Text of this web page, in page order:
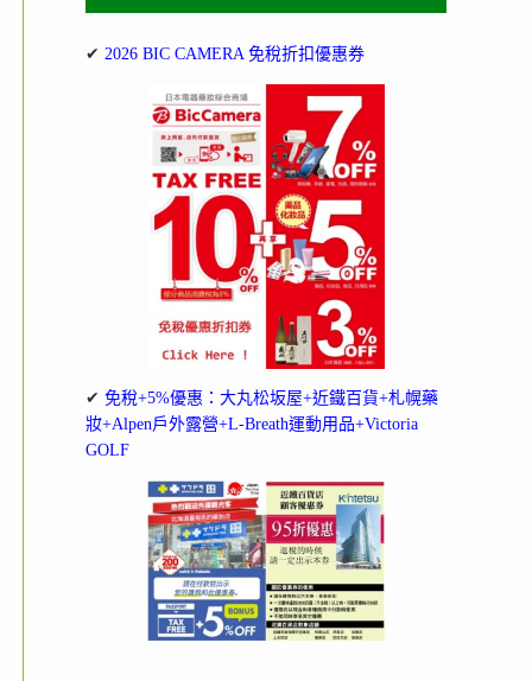
✔ 2026 BIC CAMERA 免稅折扣優惠券
✔ 免稅+5%優惠：大丸松坂屋+近鐵百貨+札幌藥
妝+Alpen戶外露營+L-Breath運動用品+Victoria
GOLF